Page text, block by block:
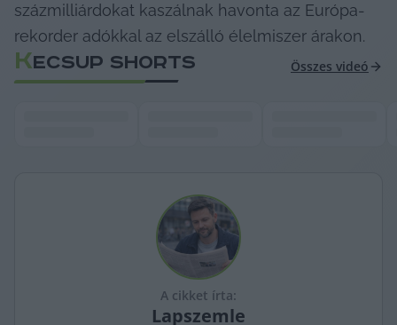
százmilliárdokat kaszálnak havonta az Európa-
rekorder adókkal az elszálló élelmiszer árakon.
KECSUP SHORTS Összes videó
A cikket írta:
Lapszemle